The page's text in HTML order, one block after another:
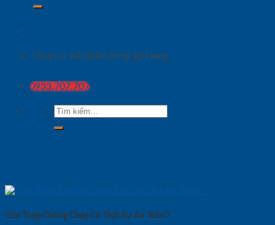
Chưa có sản phẩm trong giỏ hàng.
0933.707.707
Tìm
kiếm:
Cửa Thép Chống Cháy Có Thật Sự An Toàn ?